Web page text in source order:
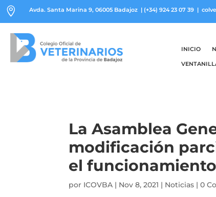
 Avda. Santa Marina 9, 06005 Badajoz | (+34) 924 23 07 39 |
INICIO
La Asamblea
modificación
el
por ICOVBA | Nov 8, 2021 | Noticias |0